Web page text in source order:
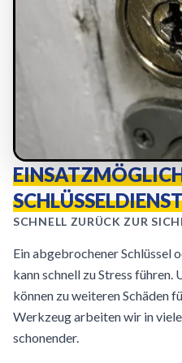
SCHNELL ZURÜCK ZUR
Ein abgebrochener Schlüssel
kann schnell zu Stress führen.
können zu weiteren Schäden
Werkzeug arbeiten wir in
schonender.